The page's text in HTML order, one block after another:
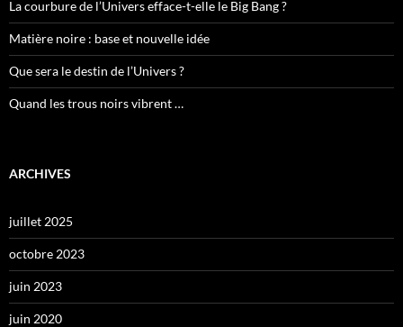
La courbure de l’Univers efface-t-elle le Big Bang ?
Matière noire : base et nouvelle idée
Que sera le destin de l’Univers ?
Quand les trous noirs vibrent …
ARCHIVES
juillet 2025
octobre 2023
juin 2023
juin 2020